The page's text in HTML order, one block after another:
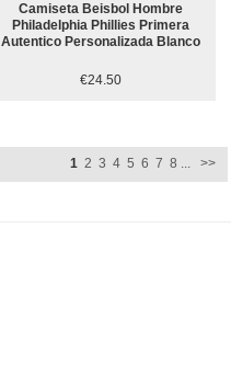
Camiseta Beisbol Hombre
Philadelphia Phillies Primera
Autentico Personalizada Blanco
€24.50
1 2 3 4 5 6 7 8 ... >>